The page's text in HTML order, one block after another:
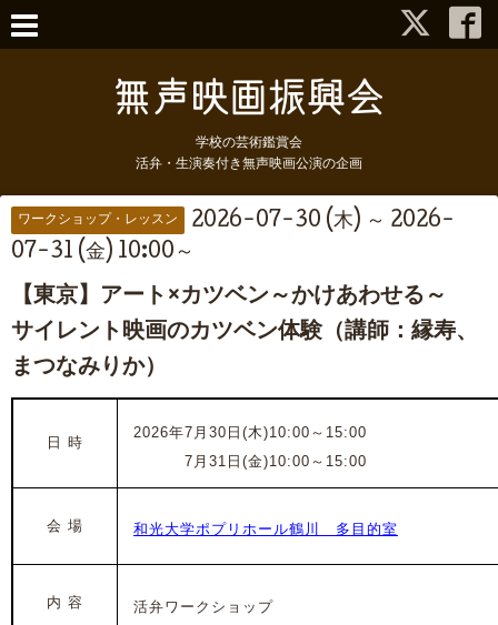
学校の芸術鑑賞会
活弁・生演奏付き無声映画公演の企画
ワークショップ・レッスン
2026-07-30 (木) ～ 2026-
07-31 (金) 10:00～
【東京】アート×カツベン～かけあわせる～
サイレント映画のカツベン体験（講師：縁寿、
まつなみりか）
日 時
2026年7月30日(木)10:00～15:00
7月31日(金)10:00～15:00
会 場 和光大学ポプリホール鶴川 多目的室
内 容 活弁ワークショップ